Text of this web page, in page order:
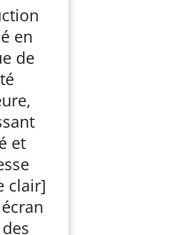
en
de
et
clair]